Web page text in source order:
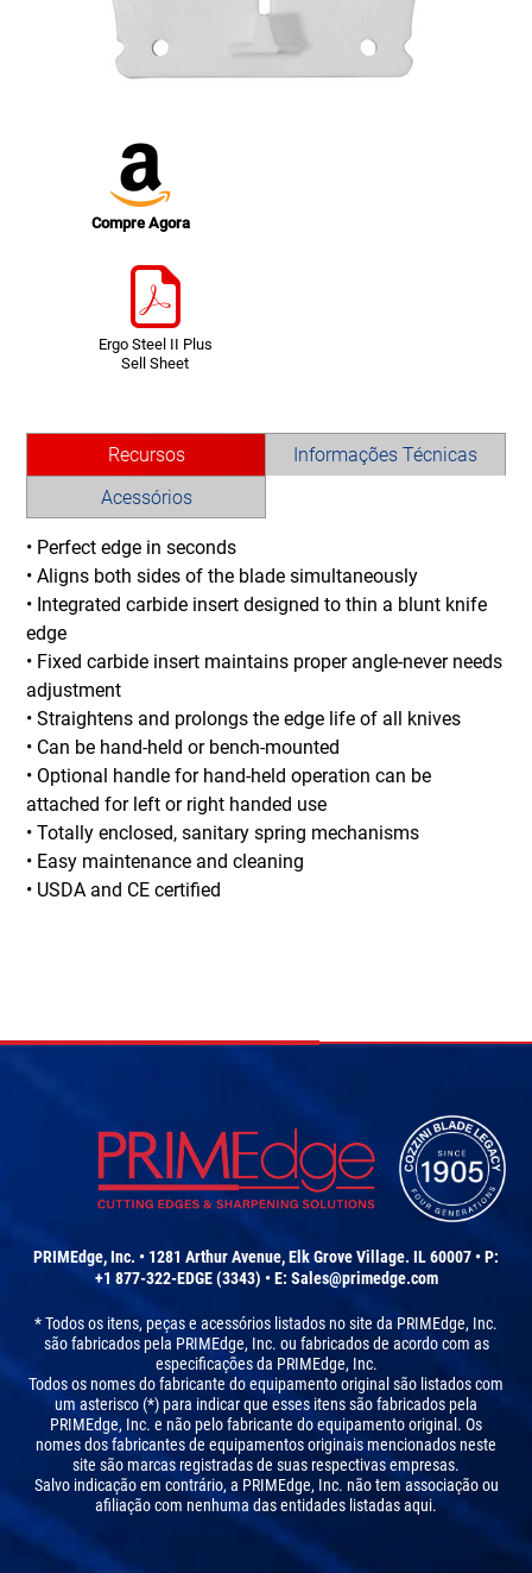
Compre Agora
Ergo Steel II Plus
Sell Sheet
Recursos
• Perfect edge in seconds
• Aligns both sides of the blade simultaneously
• Integrated carbide insert designed to thin a blunt knife
edge
• Fixed carbide insert maintains proper angle-never needs
adjustment
• Straightens and prolongs the edge life of all knives
• Can be hand-held or bench-mounted
• Optional handle for hand-held operation can be
attached for left or right handed use
• Totally enclosed, sanitary spring mechanisms
• Easy maintenance and cleaning
• USDA and CE certified
Informações Técnicas
Acessórios
PRIMEdge, Inc. • 1281 Arthur Avenue, Elk Grove Village. IL 60007 • P:
+1 877-322-EDGE (3343) • E: Sales@primedge.com
* Todos os itens, peças e acessórios listados no site da PRIMEdge, Inc.
são fabricados pela PRIMEdge, Inc. ou fabricados de acordo com as
especificações da PRIMEdge, Inc.
Todos os nomes do fabricante do equipamento original são listados com
um asterisco (*) para indicar que esses itens são fabricados pela
PRIMEdge, Inc. e não pelo fabricante do equipamento original. Os
nomes dos fabricantes de equipamentos originais mencionados neste
site são marcas registradas de suas respectivas empresas.
Salvo indicação em contrário, a PRIMEdge, Inc. não tem associação ou
afiliação com nenhuma das entidades listadas aqui.